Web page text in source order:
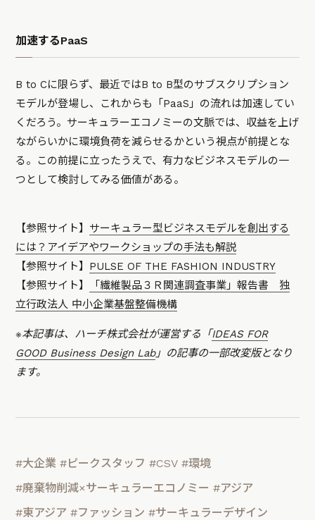
加速するPaaS
B to Cに限らず、最近ではB to B型のサブスクリプション
モデルが登場し、これからも「PaaS」の流れは加速してい
くだろう。サーキュラーエコノミーの文脈では、収益を上げ
ながらいかに環境負荷を減らせるかという視点が前提とな
る。この前提に立ったうえで、有力なビジネスモデルの一
つとして検討してみる価値がある。
【参照サイト】 サーキュラー型ビジネスモデルを創出する
には？アイデアやワークショップの手法も解説
【参照サイト】 PULSE OF THE FASHION INDUSTRY
【参照サイト】
「繊維製品３Ｒ関連調査事業」報告書 独
立行政法人 中小企業基盤整備機構
※本記事は、ハーチ株式会社が運営する「IDEAS FOR
GOOD Business Design Lab」の記事の一部改変版となり
ます。
#大企業 #ピークスタッフ #CSV #環境
#廃棄物削減×サーキュラーエコノミー #アジア
#東アジア #ファッション #サーキュラーデザイン